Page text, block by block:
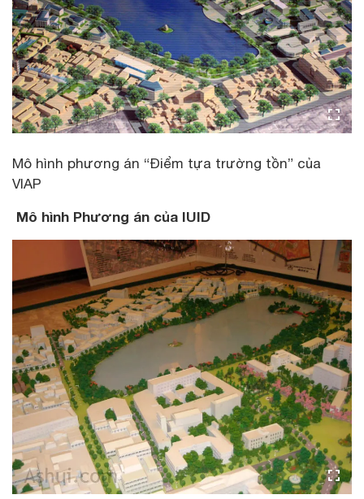
Mô hình phương án “Điểm tựa trường tồn” của
VIAP
Mô hình Phương án của IUID